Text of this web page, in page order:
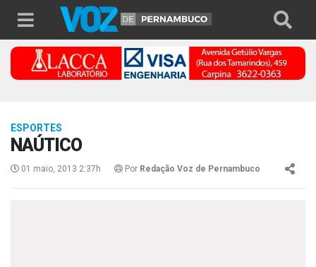
ESPORTES
NAÚTICO
01 maio, 2013 2:37h Por Redação Voz de Pernambuco